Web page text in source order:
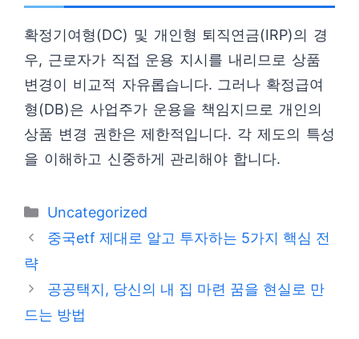
확정기여형(DC) 및 개인형 퇴직연금(IRP)의 경
우, 근로자가 직접 운용 지시를 내리므로 상품
변경이 비교적 자유롭습니다. 그러나 확정급여
형(DB)은 사업주가 운용을 책임지므로 개인의
상품 변경 권한은 제한적입니다. 각 제도의 특성
을 이해하고 신중하게 관리해야 합니다.
카
테
Uncategorized
중국etf 제대로 알고 투자하는 5가지 핵심 전
략
공공택지, 당신의 내 집 마련 꿈을 현실로 만
드는 방법